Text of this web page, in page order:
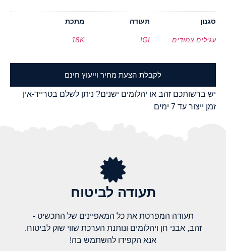
סגנון
עגילים צמודים
תעודה
IGI
מתכת
18K
לקבלת הצעת מחיר וייעוץ חינם
יש ברשותכם זהב או יהלומים ישנים? ניתן לשלם בטרייד-אין
זמן ייצור עד 7 ימים
תעודה לביטוח
תעודה המפרטת את כל המאפיינים של התכשיט -
זהב, אבני חן ויהלומים ונותנת הערכת שווי שוק לביטוח.
אנא הקפידו להשתמש בה!